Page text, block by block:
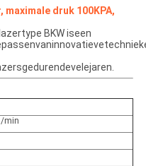
druk 100KPA,
BKW iseen
/min